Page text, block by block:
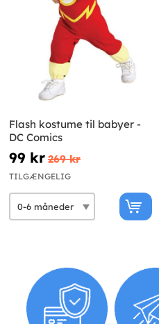
Flash kostume til babyer -
DC Comics
99 kr 269 kr
TILGÆNGELIG